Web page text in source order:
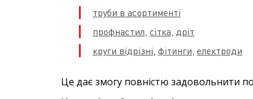
труби в асортименті
профнастил, сітка, дріт
круги відрізні, фітинги, електроди
Це дає змогу повністю задовольнити